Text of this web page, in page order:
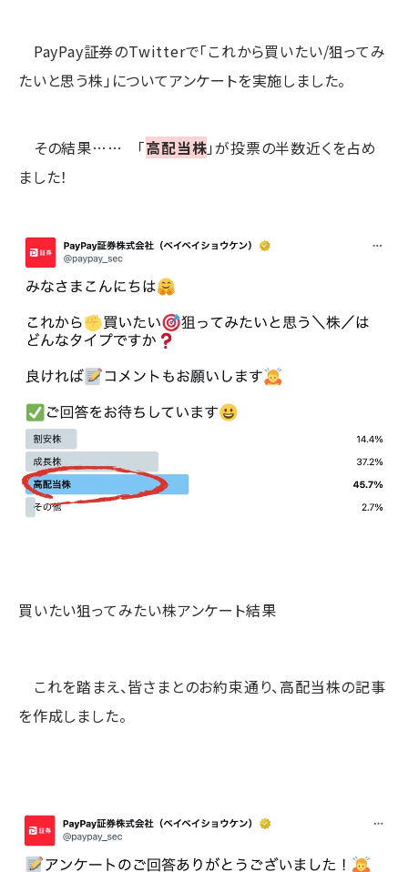
PayPay証券のTwitterで「これから買いたい/狙ってみ
たいと思う株」についてアンケートを実施しました。
その結果…… 「高配当株」が投票の半数近くを占め
ました！
買いたい狙ってみたい株アンケート結果
これを踏まえ、皆さまとのお約束通り、高配当株の記事
を作成しました。